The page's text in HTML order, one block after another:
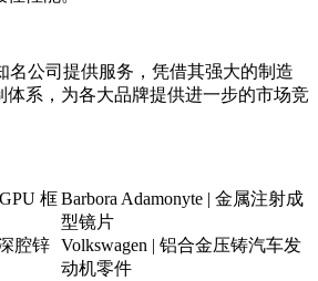
名公司提供服务，凭借其强大的制造
体系，为各大品牌提供进一步的市场竞
框Barbora Adamonyte | 金属注射成
型镜片
腔锌 Volkswagen | 铝合金压铸汽车发
动机零件